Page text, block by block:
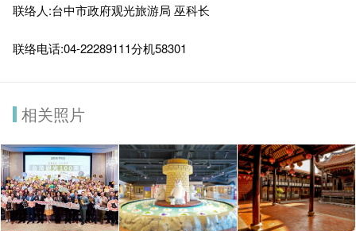
联络人:台中市政府观光旅游局 巫科长
联络电话:04-22289111分机58301
相关照片